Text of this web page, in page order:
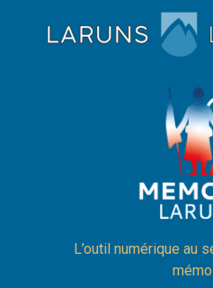
L’outil numérique au